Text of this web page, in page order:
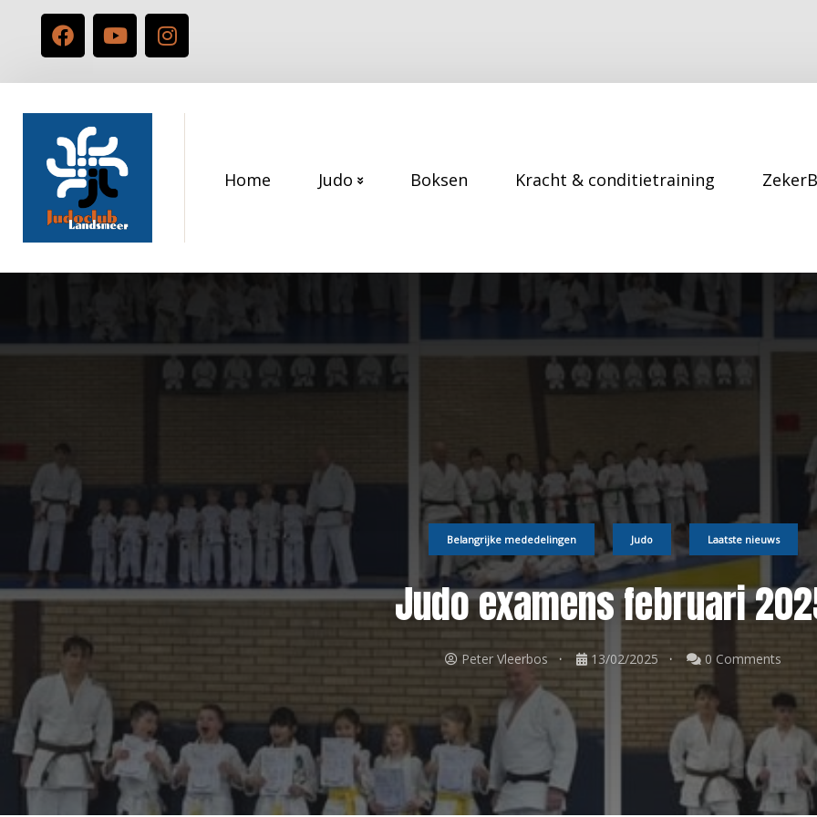
Home Judo Boksen Kracht & conditietraining
Belangrijke mededelingen Judo Laatste nieuws
Judo examens februari
Peter Vleerbos 13/02/2025 0 Comments